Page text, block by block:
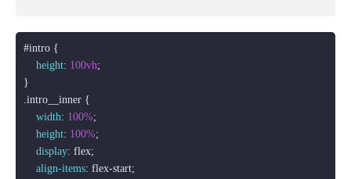
#intro {
height: 100vh;
.intro__inner {
width: 100%;
height: 100%;
display: flex;
align-items: flex-start;